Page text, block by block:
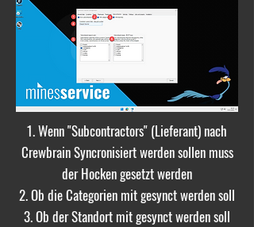
1. Wenn "Subcontractors" (Lieferant) nach
Crewbrain Syncronisiert werden sollen muss
der Hocken gesetzt werden
2. Ob die Categorien mit gesynct werden soll
3. Ob der Standort mit gesynct werden soll